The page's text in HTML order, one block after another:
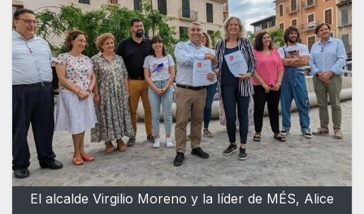
El alcalde Virgilio Moreno y la líder de MÉS, Alice